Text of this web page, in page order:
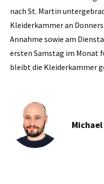
nach St. Martin
Kleiderkammer an
Annahme sowie am
ersten Samstag im Monat
bleibt die Kleiderkammer